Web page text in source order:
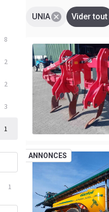
8
2
2
3
1
1
UNIA Vider tout
ANNONCES